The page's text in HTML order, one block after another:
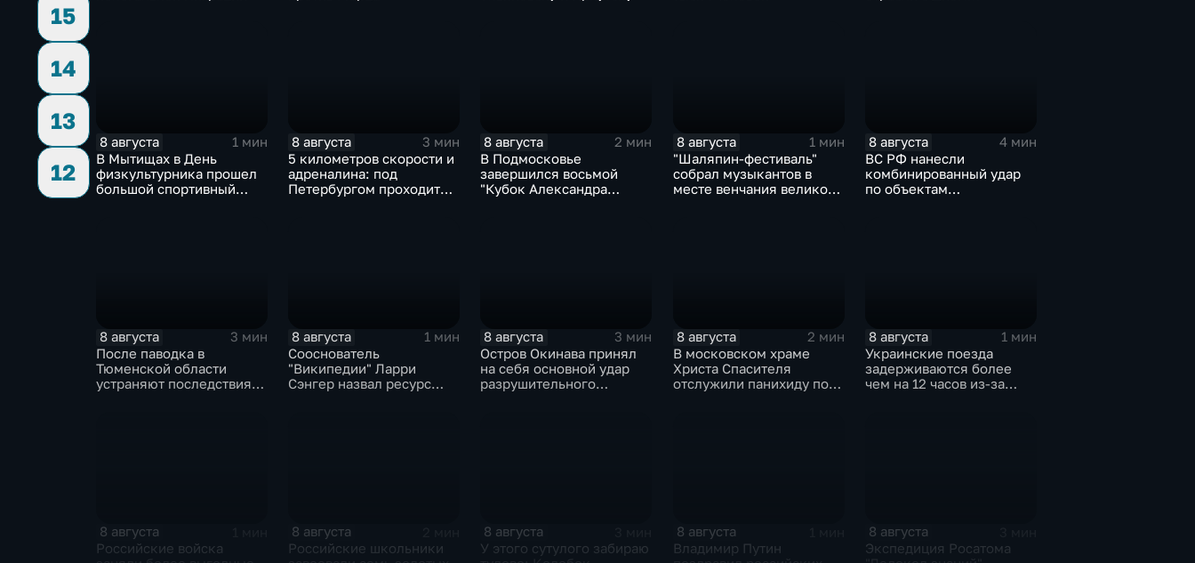
15
14
13
12
8 августа
1 мин
В Мытищах в День
физкультурника прошел
большой спортивный
8 августа
3 мин
5 километров скорости и
адреналина: под
Петербургом проходит
8 августа
2 мин
В Подмосковье
завершился восьмой
"Кубок Александра
8 августа
1 мин
"Шаляпин‑фестиваль"
собрал музыкантов в
месте венчания великого
8 августа
4 мин
ВС РФ нанесли
комбинированный удар
по объектам
8 августа
3 мин
После паводка в
Тюменской области
устраняют последствия
8 августа
1 мин
Сооснователь
"Википедии" Ларри
Сэнгер назвал ресурс
8 августа
3 мин
Остров Окинава принял
на себя основной удар
разрушительного
8 августа
2 мин
В московском храме
Христа Спасителя
отслужили панихиду по
8 августа
1 мин
Украинские поезда
задерживаются более
чем на 12 часов из-за
8 августа
Российские войска
8 августа
Российские школьники
8 августа
У этого сутулого забираю
8 августа
Владимир Путин
8 августа
Экспедиция Росатома